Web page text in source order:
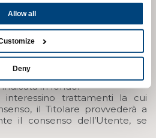
Allow all
Deny
dandone informazione agli
e, se possibile, su questa
qualora tecnicamente e
una notifica agli Utenti
di contatto di cui è in
prega dunque di consultare
facendo riferimento alla
in fondo.
interessino trattamenti la cui
il Titolare provvederà a
il consenso dell’Utente, se